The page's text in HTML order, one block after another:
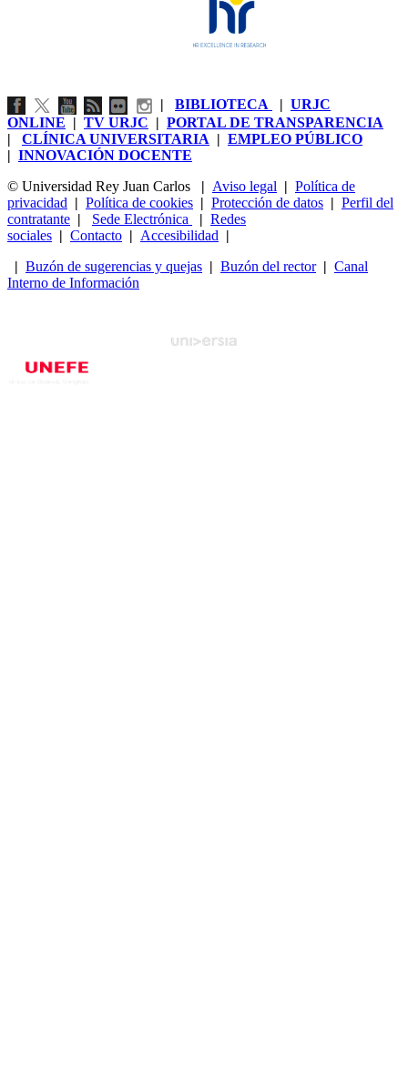
| BIBLIOTECA | URJC
ONLINE | TV URJC | PORTAL DE TRANSPARENCIA
| CLÍNICA UNIVERSITARIA | EMPLEO PÚBLICO
| INNOVACIÓN DOCENTE
© Universidad Rey Juan Carlos
| Aviso legal | Política de
privacidad | Política de cookies | Protección de datos | Perfil del
contratante | Sede Electrónica | Redes
sociales | Contacto | Accesibilidad |
| Buzón de sugerencias y quejas | Buzón del rector| Canal
Interno de Información